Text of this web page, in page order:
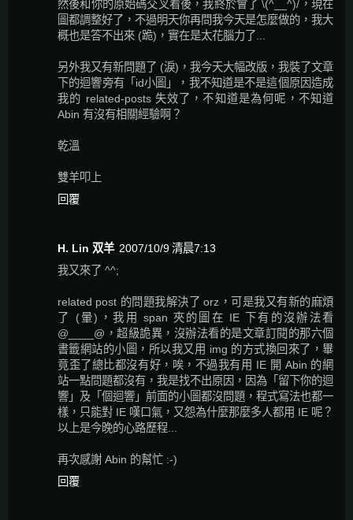
然後和你的原始碼交叉看後，我終於會了 \(^__^)/，現在
圖都調整好了，不過明天你再問我今天是怎麼做的，我大
概也是答不出來 (跪)，實在是太花腦力了...
另外我又有新問題了 (淚)，我今天大幅改版，我裝了文章
下的迴響旁有「id小圖」，我不知道是不是這個原因造成
我的 related-posts 失效了，不知道是為何呢，不知道
Abin 有沒有相關經驗啊？
乾溫
雙羊叩上
回覆
H. Lin 双羊 2007/10/9 清晨7:13
我又來了 ^^;
related post 的問題我解決了 orz，可是我又有新的麻煩
了 (暈)，我用 span 夾的圖在 IE 下有的沒辦法看
@____@，超級詭異，沒辦法看的是文章訂閱的那六個
書籤網站的小圖，所以我又用 img 的方式換回來了，畢
竟歪了總比都沒有好，唉，不過我有用 IE 開 Abin 的網
站一點問題都沒有，我是找不出原因，因為「留下你的迴
響」及「個迴響」前面的小圖都沒問題，程式寫法也都一
樣，只能對 IE 嘆口氣，又怨為什麼那麼多人都用 IE 呢？
以上是今晚的心路歷程...
再次感謝 Abin 的幫忙 :-)
回覆